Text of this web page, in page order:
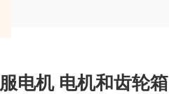
Rexroth力士乐 同步伺服电机 电机和齿轮箱